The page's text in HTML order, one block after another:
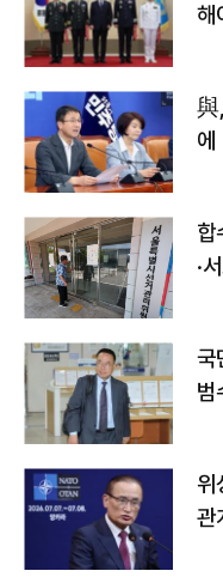
해
與
에
합
·
국
범
위
관